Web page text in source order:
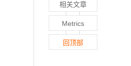
相关文章
Metrics
回顶部